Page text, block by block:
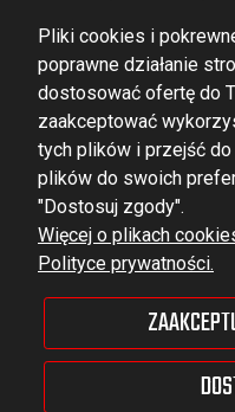
DOMINATOR GROUP Sp. z o.o.
Ludowa 59, 43-514 Kaniów,
POLAND
VAT ID No.: 6521751083
dominator@dominator.pl
Pliki cookies i
poprawne działanie
dostosować ofertę do
zaakceptować
tych plików i przejść
plików do swoich
"Dostosuj zgody".
Więcej o plikach
Polityce prywatności.